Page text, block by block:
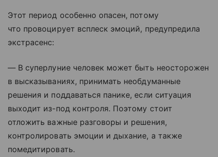
Этот период особенно опасен, потому
что провоцирует всплеск эмоций, предупредила
экстрасенс:
— В суперлуние человек может быть неосторожен
в высказываниях, принимать необдуманные
решения и поддаваться панике, если ситуация
выходит из-под контроля. Поэтому стоит
отложить важные разговоры и решения,
контролировать эмоции и дыхание, а также
помедитировать.